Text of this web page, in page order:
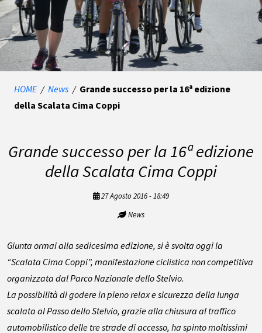
HOME / News / Grande successo per la 16ª edizione
della Scalata Cima Coppi
Grande successo per la 16ª edizione
della Scalata Cima Coppi
27 Agosto 2016 - 18:49
News
Giunta ormai alla sedicesima edizione, si è svolta oggi la
“Scalata Cima Coppi”, manifestazione ciclistica non competitiva
organizzata dal Parco Nazionale dello Stelvio.
La possibilità di godere in pieno relax e sicurezza della lunga
scalata al Passo dello Stelvio, grazie alla chiusura al traffico
automobilistico delle tre strade di accesso, ha spinto moltissimi